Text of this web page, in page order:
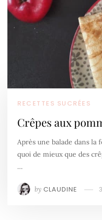
RECETTES SUCRÉES
Crêpes aux
Après une balade dans la
quoi de mieux que des
…
by CLAUDINE